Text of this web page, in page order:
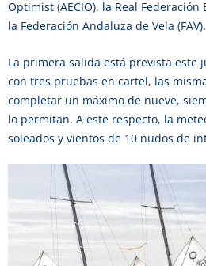
Optimist (AECIO), la Real Federación
la Federación Andaluza de Vela (FAV).
La primera salida está prevista este
con tres pruebas en cartel, las
completar un máximo de nueve,
lo permitan. A este respecto, la
soleados y vientos de 10 nudos de